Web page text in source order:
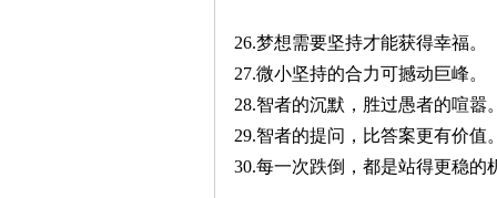
26.梦想需要坚持才能获得幸福。
27.微小坚持的合力可撼动巨峰。
28.智者的沉默，胜过愚者的喧嚣。
29.智者的提问，比答案更有价值。
30.每一次跌倒，都是站得更稳的